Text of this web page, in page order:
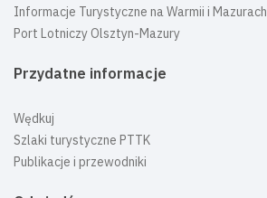
Informacje Turystyczne na Warmii i Mazurach
Port Lotniczy Olsztyn-Mazury
Przydatne informacje
Wędkuj
Szlaki turystyczne PTTK
Publikacje i przewodniki